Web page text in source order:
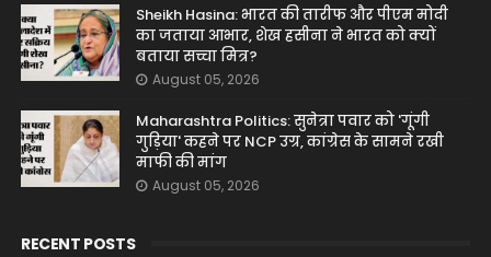
Sheikh Hasina: भारत की तारीफ और पीएम मोदी
का जताया आभार, शेख हसीना ने भारत को क्यों
बताया सच्चा मित्र?
August 05, 2026
Maharashtra Politics: सुनेत्रा पवार को 'गूंगी
गुड़िया' कहने पर NCP उग्र, कांग्रेस के सामने रखी
माफी की मांग
August 05, 2026
RECENT POSTS